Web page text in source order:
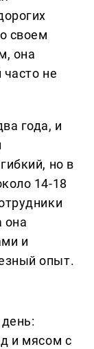
своем
она
не
года, и
но в
14-18
она
и
опыт.
и мясом с